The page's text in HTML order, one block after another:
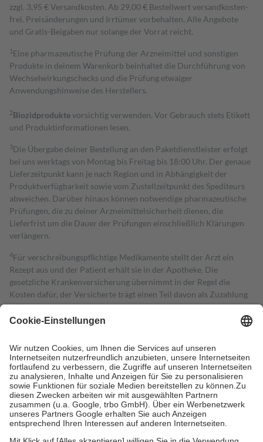
zzgl. 3,95 € Versandkosten. Ab 29,00 € Bestell­wert versand­kosten­
frei. Preisänderungen und Irrtümer vorbehalten. Alle Angebote
und Gratis-Beigaben nur solange der Vorrat reicht.
1 Eine pharmazeutische Prüfung der Arzneimittel und sonstigen
Produkte in deinem Warenkorb beinhaltet die Durchführung von
Wechselwirkungschecks und die Prüfung etwaiger
Anwendungshinweise des Herstellers.
2Biozidproduktevorsichtig verwenden. Vor Gebrauch stets Etikett
und Produktinformationen lesen.
3Die Übergabe deiner Bestellung an den Paketdienstleister erfolgt
bei uns werktags von Montag bis Freitag bis 18:00 Uhr. Der genaue
Lieferzeitpunkt kann je nach Region und in Abhängigkeit der
Produktverfügbarkeit sowie vom Zustellzeitpunkt des Spediteurs
abweichen. Darüber hinaus können notwendige pharmazeutische
Prüfungen, die zu deiner Arzneimittelsicherheit dienen, die
Lieferfrist um die Dauer der Prüfungen einschließlich Klärungen
verlängern.
4Für verschreibungspflichtige Medikamente stellt der Arzt ein
Rezept aus und der Patient erhält sie in der Apotheke. Die
gesetzliche Krankenversicherung übernimmt in der Regel die
Kosten dafür, der Versicherte trägt einen Teil davon als Zuzahlung
mit.
Grundsätzlich leisten Mitglieder Zuzahlungen in Höhe von zehn
höchstens zehn Euro.
Es sind jedoch nie mehr als die tatsächlichen
Kosten der Leistung zu entrichten.
Diese Regeln gelten grundsätzlich auch für Online-Apotheken.
Bei Heilmitteln und häuslicher Krankenpflege beträgt die
Zuzahlung zehn Prozent der Kosten sowie zehn Euro je
Verordnung.
Um das Engagement der Versicherten für ihre eigene Gesundheit zu
stärken und die besondere Stellung der Familie zu unterstützen,